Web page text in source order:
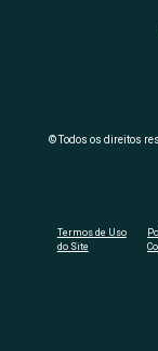
© Todos os direitos
Termos de Uso
do Site